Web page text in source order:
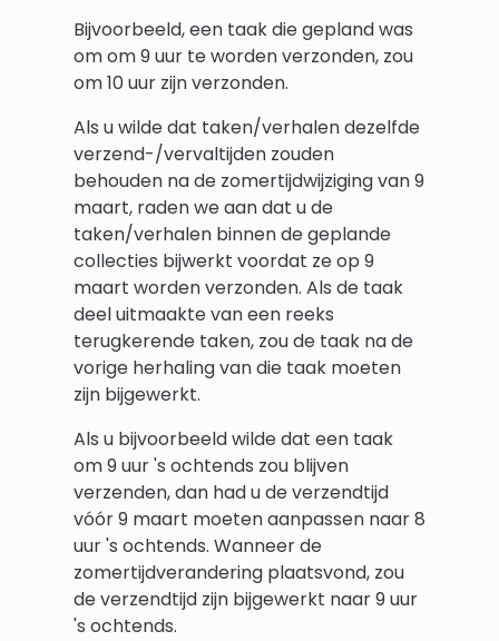
Bijvoorbeeld, een taak die gepland was
om om 9 uur te worden verzonden, zou
om 10 uur zijn verzonden.
Als u wilde dat taken/verhalen dezelfde
verzend-/vervaltijden zouden
behouden na de zomertijdwijziging van 9
maart, raden we aan dat u de
taken/verhalen binnen de geplande
collecties bijwerkt voordat ze op 9
maart worden verzonden. Als de taak
deel uitmaakte van een reeks
terugkerende taken, zou de taak na de
vorige herhaling van die taak moeten
zijn bijgewerkt.
Als u bijvoorbeeld wilde dat een taak
om 9 uur 's ochtends zou blijven
verzenden, dan had u de verzendtijd
vóór 9 maart moeten aanpassen naar 8
uur 's ochtends. Wanneer de
zomertijdverandering plaatsvond, zou
de verzendtijd zijn bijgewerkt naar 9 uur
's ochtends.